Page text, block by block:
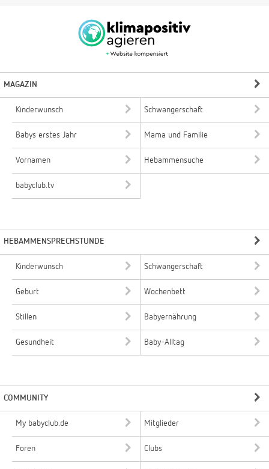
MAGAZIN
Kinderwunsch Schwangerschaft
Babys erstes Jahr Mama und Familie
Vornamen Hebammensuche
babyclub.tv
HEBAMMENSPRECHSTUNDE
Kinderwunsch Schwangerschaft
Geburt Wochenbett
Stillen Babyernährung
Gesundheit Baby-Alltag
COMMUNITY
My babyclub.de Mitglieder
Foren Clubs